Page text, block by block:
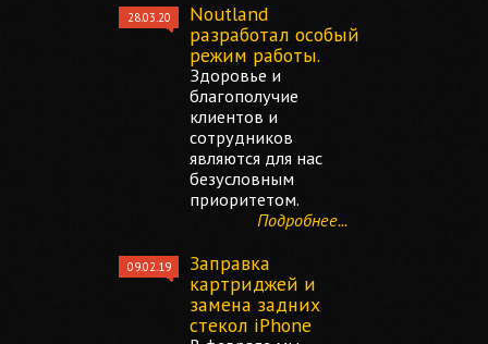
28.03.20
Noutland
разработал особый
режим работы.
Здоровье и
благополучие
клиентов и
сотрудников
являются для нас
безусловным
приоритетом.
Подробнее...
09.02.19
Заправка
картриджей и
замена задних
стекол iPhone